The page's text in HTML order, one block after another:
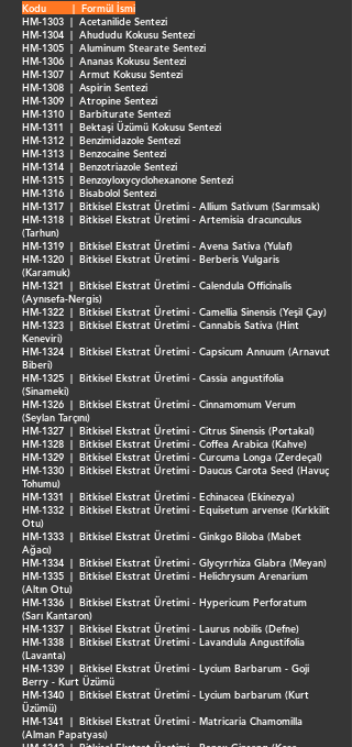
Kodu | Formül İsmi
HM-1303 | Acetanilide Sentezi
HM-1304 | Ahududu Kokusu Sentezi
HM-1305 | Aluminum Stearate Sentezi
HM-1306 | Ananas Kokusu Sentezi
HM-1307 | Armut Kokusu Sentezi
HM-1308 | Aspirin Sentezi
HM-1309 | Atropine Sentezi
HM-1310 | Barbiturate Sentezi
HM-1311 | Bektaşi Üzümü Kokusu Sentezi
HM-1312 | Benzimidazole Sentezi
HM-1313 | Benzocaine Sentezi
HM-1314 | Benzotriazole Sentezi
HM-1315 | Benzoyloxycyclohexanone Sentezi
HM-1316 | Bisabolol Sentezi
HM-1317 | Bitkisel Ekstrat Üretimi - Allium Sativum (Sarımsak)
HM-1318 | Bitkisel Ekstrat Üretimi - Artemisia dracunculus
(Tarhun)
HM-1319 | Bitkisel Ekstrat Üretimi - Avena Sativa (Yulaf)
HM-1320 | Bitkisel Ekstrat Üretimi - Berberis Vulgaris
(Karamuk)
HM-1321 | Bitkisel Ekstrat Üretimi - Calendula Officinalis
(Aynısefa-Nergis)
HM-1322 | Bitkisel Ekstrat Üretimi - Camellia Sinensis (Yeşil Çay)
HM-1323 | Bitkisel Ekstrat Üretimi - Cannabis Sativa (Hint
Keneviri)
HM-1324 | Bitkisel Ekstrat Üretimi - Capsicum Annuum (Arnavut
Biberi)
HM-1325 | Bitkisel Ekstrat Üretimi - Cassia angustifolia
(Sinameki)
HM-1326 | Bitkisel Ekstrat Üretimi - Cinnamomum Verum
(Seylan Tarçını)
HM-1327 | Bitkisel Ekstrat Üretimi - Citrus Sinensis (Portakal)
HM-1328 | Bitkisel Ekstrat Üretimi - Coffea Arabica (Kahve)
HM-1329 | Bitkisel Ekstrat Üretimi - Curcuma Longa (Zerdeçal)
HM-1330 | Bitkisel Ekstrat Üretimi - Daucus Carota Seed (Havuç
Tohumu)
HM-1331 | Bitkisel Ekstrat Üretimi - Echinacea (Ekinezya)
HM-1332 | Bitkisel Ekstrat Üretimi - Equisetum arvense (Kırkkilit
Otu)
HM-1333 | Bitkisel Ekstrat Üretimi - Ginkgo Biloba (Mabet
Ağacı)
HM-1334 | Bitkisel Ekstrat Üretimi - Glycyrrhiza Glabra (Meyan)
HM-1335 | Bitkisel Ekstrat Üretimi - Helichrysum Arenarium
(Altın Otu)
HM-1336 | Bitkisel Ekstrat Üretimi - Hypericum Perforatum
(Sarı Kantaron)
HM-1337 | Bitkisel Ekstrat Üretimi - Laurus nobilis (Defne)
HM-1338 | Bitkisel Ekstrat Üretimi - Lavandula Angustifolia
(Lavanta)
HM-1339 | Bitkisel Ekstrat Üretimi - Lycium Barbarum - Goji
Berry - Kurt Üzümü
HM-1340 | Bitkisel Ekstrat Üretimi - Lycium barbarum (Kurt
Üzümü)
HM-1341 | Bitkisel Ekstrat Üretimi - Matricaria Chamomilla
(Alman Papatyası)